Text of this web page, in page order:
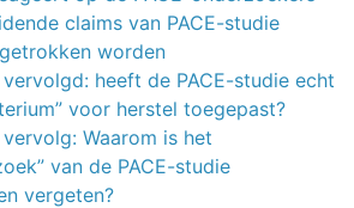
claims van PACE-studie
worden
heeft de PACE-studie echt
voor herstel toegepast?
Waarom is het
van de PACE-studie
vergeten?